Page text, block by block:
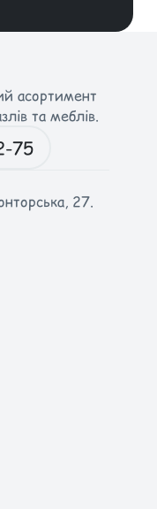
асортимент
та меблів.
75
27.